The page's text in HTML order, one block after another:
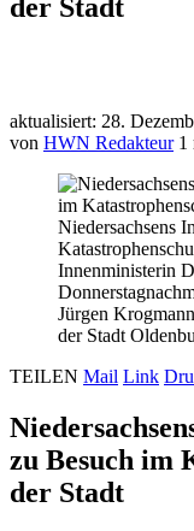
der Stadt
aktualisiert: 28.
von HWN Redakteur 1
Niedersachsens
Innenministerin
Jürgen
der Stadt
TEILEN Mail Link
zu Besuch im
der Stadt